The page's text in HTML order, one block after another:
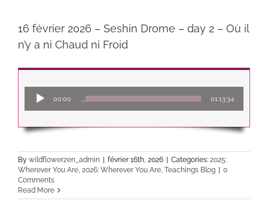
16 février 2026 – Seshin Drome – day 2 – Où il
n’y a ni Chaud ni Froid
audio
00:00 01:13:34
By wildflowerzen_admin février 16th, 2026 Categories: 2025:
Wherever You Are, 2026: Wherever You Are, Teachings Blog
0
Comments
Read More